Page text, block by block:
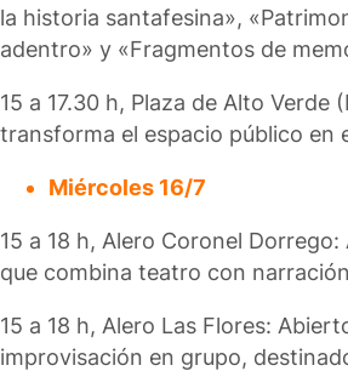
la historia santafesina»,
adentro» y «Fragmentos de
15 a 17.30 h, Plaza de Alto
transforma el espacio público en
Miércoles 16/7
15 a 18 h, Alero Coronel
que combina teatro con
15 a 18 h, Alero Las Flores:
improvisación en grupo,